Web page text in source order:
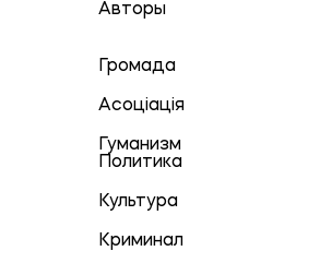
Авторы
Громада
Асоціація
Гуманизм
Политика
Культура
Криминал